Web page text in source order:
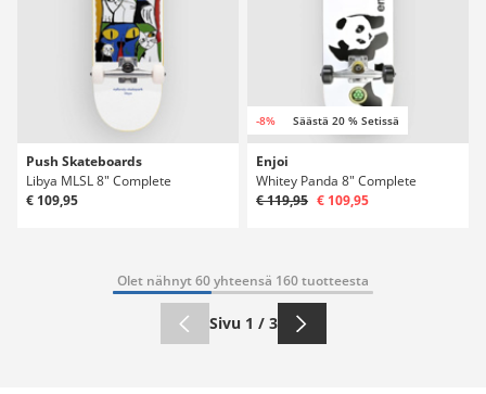
Push Skateboards
Libya MLSL 8" Complete
€ 109,95
-8% Säästä 20 % Setissä
Enjoi
Whitey Panda 8" Complete
€ 119,95 € 109,95
Olet nähnyt 60 yhteensä 160 tuotteesta
Sivu 1 / 3